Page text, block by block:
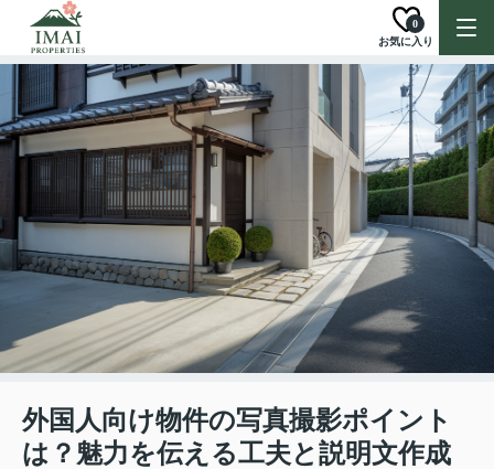
お気に入り
0
外国人向け物件の写真撮影ポイント
は？魅力を伝える工夫と説明文作成